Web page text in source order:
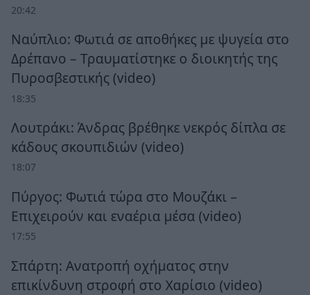
20:42
Ναύπλιο: Φωτιά σε αποθήκες με ψυγεία στο
Δρέπανο – Τραυματίστηκε ο διοικητής της
Πυροσβεστικής (video)
18:35
Λουτράκι: Άνδρας βρέθηκε νεκρός δίπλα σε
κάδους σκουπιδιών (video)
18:07
Πύργος: Φωτιά τώρα στο Μουζάκι –
Επιχειρούν και εναέρια μέσα (video)
17:55
Σπάρτη: Ανατροπή οχήματος στην
επικίνδυνη στροφή στο Χαρίσιο (video)